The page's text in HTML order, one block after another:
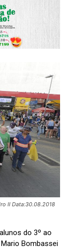
II Data:30.08.2018
do 3º ao
Bombassei